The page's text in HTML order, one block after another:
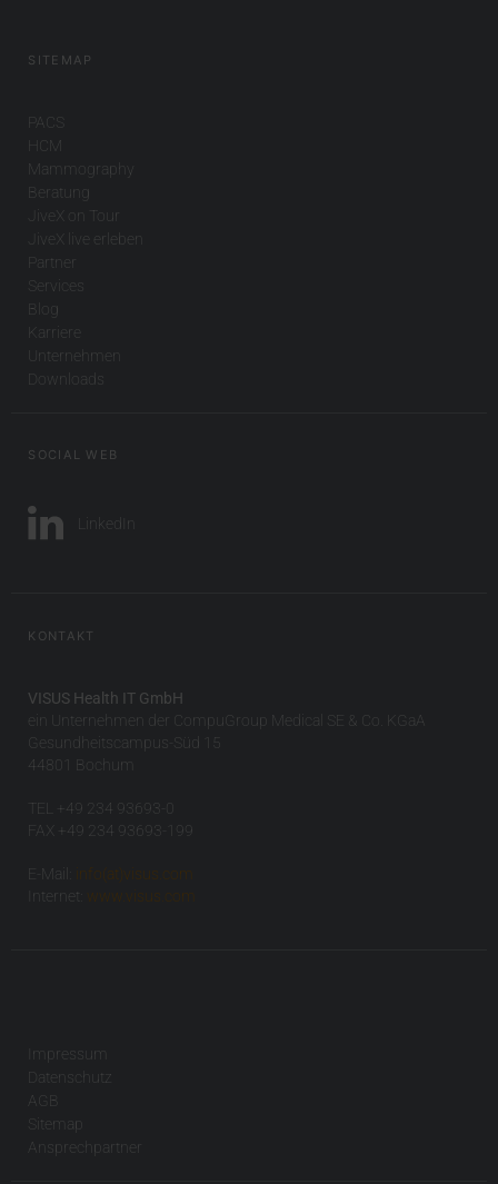
SITEMAP
PACS
HCM
Mammography
Beratung
JiveX on Tour
JiveX live erleben
Partner
Services
Blog
Karriere
Unternehmen
Downloads
SOCIAL WEB
LinkedIn
KONTAKT
VISUS Health IT GmbH
ein Unternehmen der CompuGroup Medical SE & Co. KGaA
Gesundheitscampus-Süd 15
44801 Bochum
TEL +49 234 93693-0
FAX +49 234 93693-199
E-Mail:
info(at)visus.com
Internet:
www.visus.com
Impressum
Datenschutz
AGB
Sitemap
Ansprechpartner